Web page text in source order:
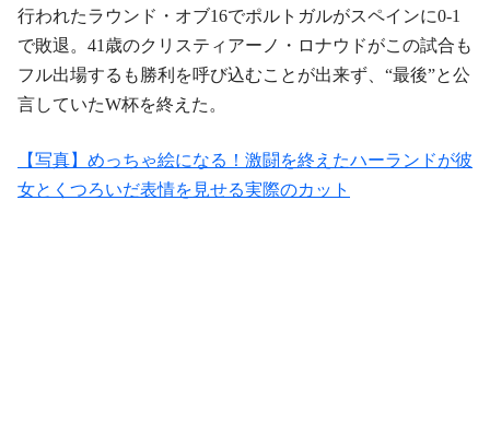
行われたラウンド・オブ16でポルトガルがスペインに0-1
で敗退。41歳のクリスティアーノ・ロナウドがこの試合も
フル出場するも勝利を呼び込むことが出来ず、“最後”と公
言していたW杯を終えた。
【写真】めっちゃ絵になる！激闘を終えたハーランドが彼
女とくつろいだ表情を見せる実際のカット